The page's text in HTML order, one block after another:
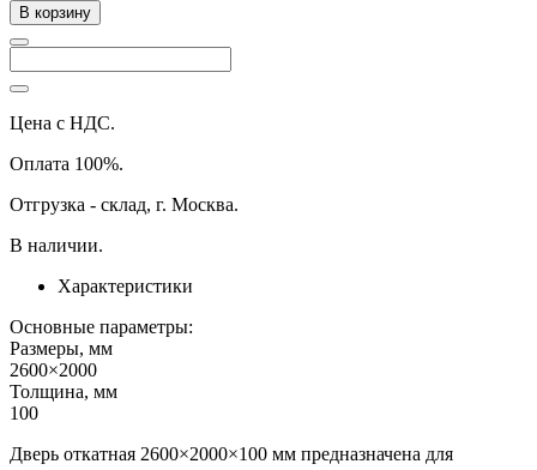
В корзину
Цена с НДС.
Оплата 100%.
Отгрузка - склад, г. Москва.
В наличии.
Характеристики
Основные параметры:
Размеры, мм
2600×2000
Толщина, мм
100
Дверь откатная 2600×2000×100 мм предназначена для